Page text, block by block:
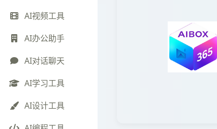
AI视频工具
AI办公助手
AI对话聊天
AI学习工具
AI设计工具